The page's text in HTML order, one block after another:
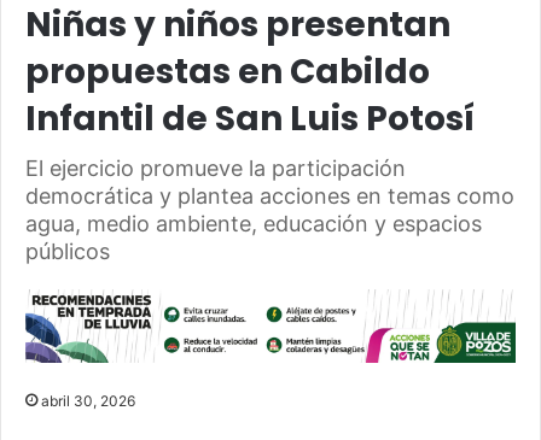
Niñas y niños presentan
propuestas en Cabildo
Infantil de San Luis Potosí
El ejercicio promueve la participación
democrática y plantea acciones en temas como
agua, medio ambiente, educación y espacios
públicos
abril 30, 2026